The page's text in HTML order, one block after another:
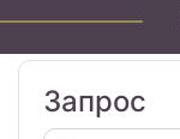
Запрос